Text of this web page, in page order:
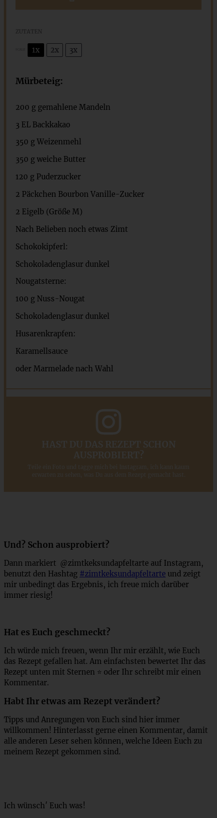
1x 2x 3x
Mürbeteig:
200 ggemahlene Mandeln
3EL Backkakao
350 gWeizenmehl
350 gweiche Butter
120 gPuderzucker
2 Päckchen Bourbon Vanille-Zucker
2 Eigelb (Größe M)
Nach Belieben noch etwas Zimt
Schokokipferl:
Schokoladenglasur dunkel
Nougatsterne:
100 gNuss-Nougat
Schokoladenglasur dunkel
Husarenkrapfen:
Karamellsauce
oder Marmelade nach Wahl
HAST DU DAS REZEPT SCHON
AUSPROBIERT?
Teile ein Foto und tagge mich bei Instagram, ich kann kaum
erwarten zu sehen, was Du aus dem Rezept gemacht hast.
Und? Schon ausprobiert?
Dann markiert @zimtkeksundapfeltarte auf Instagram,
benutzt den Hashtag #zimtkeksundapfeltarte und zeigt
mir unbedingt das Ergebnis, ich freue mich darüber
immer riesig!
Hat es Euch geschmeckt?
Ich würde mich freuen, wenn Ihr mir erzählt, wie Euch
das Rezept gefallen hat. Am einfachsten bewertet Ihr das
Rezept unten mit Sternen ⭐ oder Ihr schreibt mir einen
Kommentar.
Habt Ihr etwas am Rezept verändert?
Tipps und Anregungen von Euch sind hier immer
willkommen! Hinterlasst gerne einen Kommentar, damit
alle anderen Leser sehen können, welche Ideen Euch zu
meinem Rezept gekommen sind.
Ich wünsch′ Euch was!